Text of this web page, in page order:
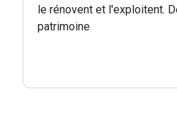
le rénovent et l'exploitent.
patrimoine